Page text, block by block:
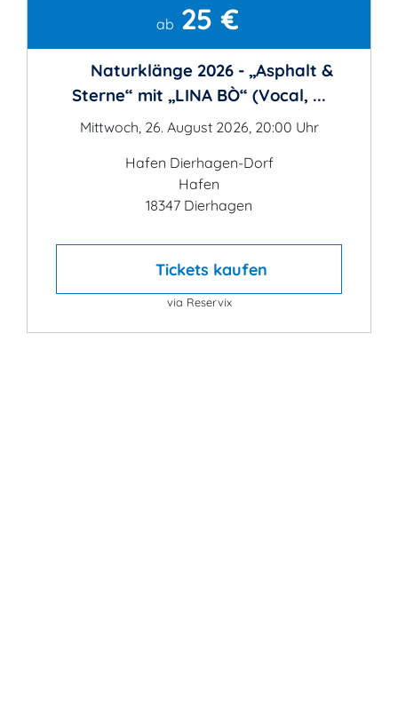
ab 25 €
Naturklänge 2026 - „Asphalt &
Sterne“ mit „LINA BÒ“ (Vocal, ...
Mittwoch, 26. August 2026, 20:00 Uhr
Hafen Dierhagen-Dorf
Hafen
18347 Dierhagen
Tickets kaufen
via Reservix